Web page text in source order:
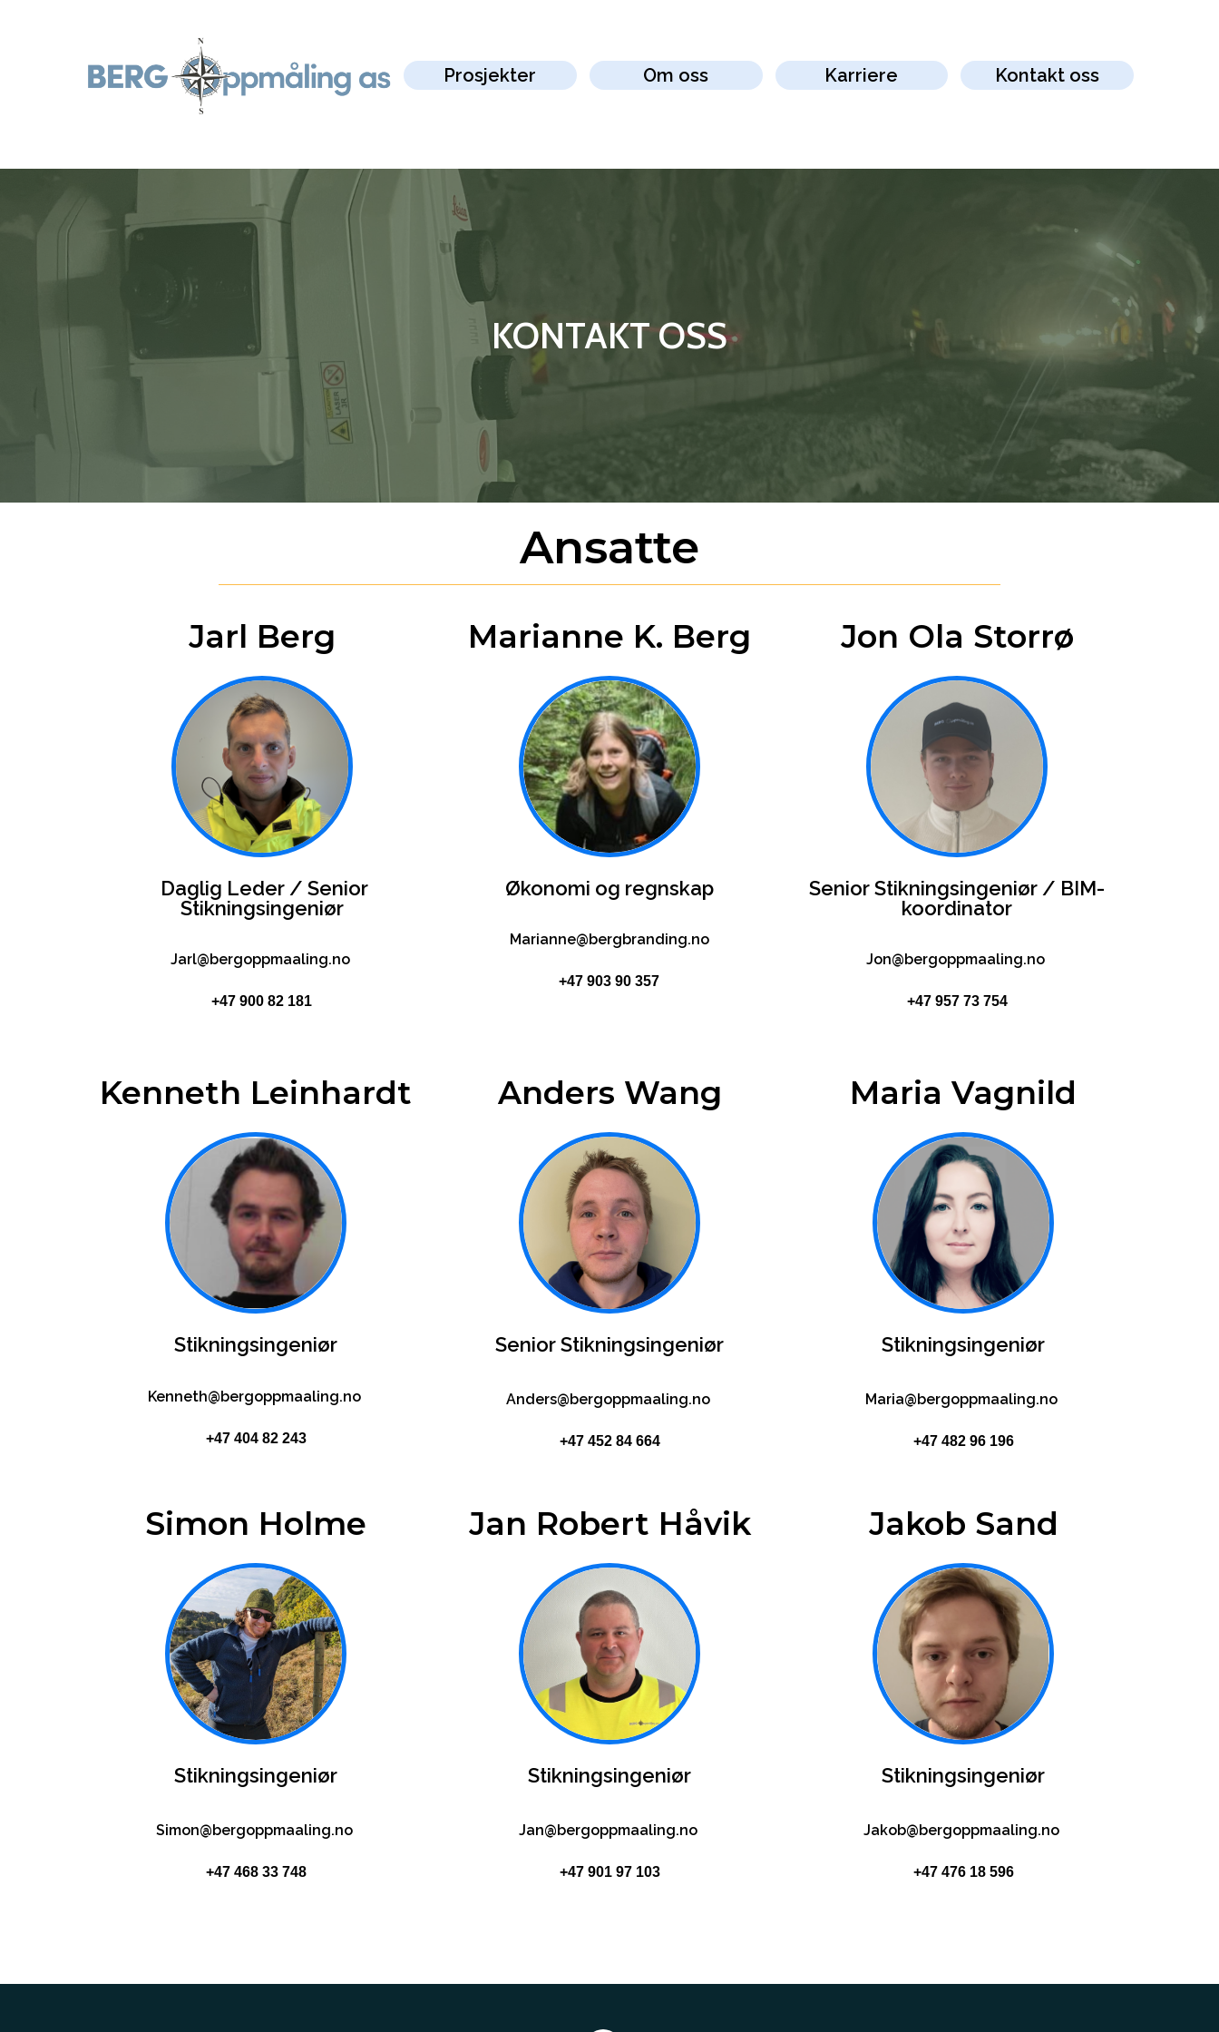
Prosjekter Om oss Karriere Kontakt oss
KONTAKT OSS
Ansatte
Jarl Berg
Daglig Leder / Senior
Stikningsingeniør
Jarl@bergoppmaaling.no
+47 900 82 181
Marianne K. Berg
Økonomi og regnskap
Marianne@bergbranding.no
+47 903 90 357
Jon Ola Storrø
Senior Stikningsingeniør / BIM-
koordinator
Jon@bergoppmaaling.no
+47 957 73 754
Kenneth Leinhardt
Stikningsingeniør
Kenneth@bergoppmaaling.no
+47 404 82 243
Anders Wang
Senior Stikningsingeniør
Anders@bergoppmaaling.no
+47 452 84 664
Maria Vagnild
Stikningsingeniør
Maria@bergoppmaaling.no
+47 482 96 196
Simon Holme
Stikningsingeniør
Simon@bergoppmaaling.no
+47 468 33 748
Jan Robert Håvik
Stikningsingeniør
Jan@bergoppmaaling.no
+47 901 97 103
Jakob Sand
Stikningsingeniør
Jakob@bergoppmaaling.no
+47 476 18 596